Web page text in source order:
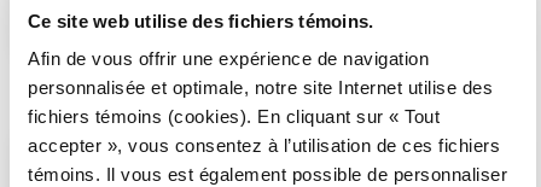
Ce site web utilise des fichiers témoins.
Afin de vous offrir une expérience de navigation
personnalisée et optimale, notre site Internet utilise des
fichiers témoins (cookies). En cliquant sur « Tout
accepter », vous consentez à l’utilisation de ces fichiers
témoins. Il vous est également possible de personnaliser
1 855 724-2268
Aylmer